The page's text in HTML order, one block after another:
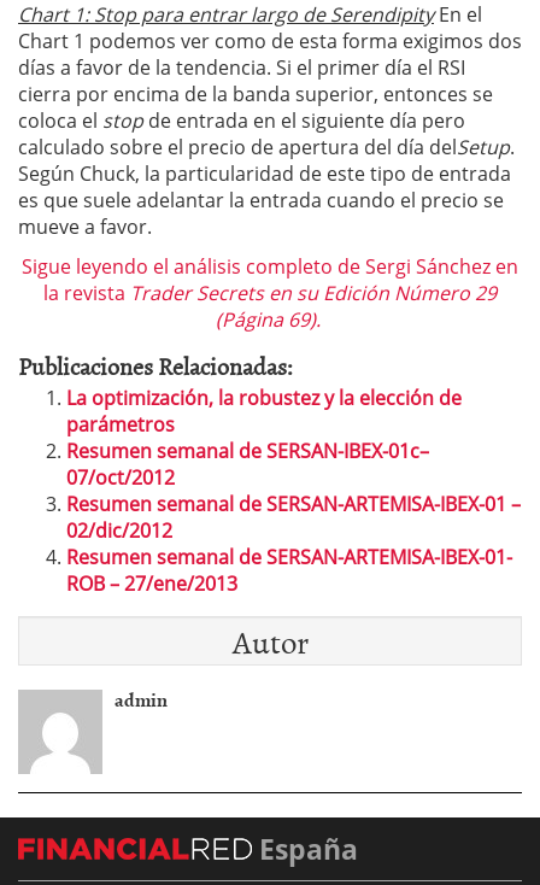
Chart 1: Stop para entrar largo de SerendipityEn el
Chart 1 podemos ver como de esta forma exigimos dos
días a favor de la tendencia. Si el primer día el RSI
cierra por encima de la banda superior, entonces se
coloca el stopde entrada en el siguiente día pero
calculado sobre el precio de apertura del día delSetup.
Según Chuck, la particularidad de este tipo de entrada
es que suele adelantar la entrada cuando el precio se
mueve a favor.
Sigue leyendo el análisis completo de Sergi Sánchez en
la revista Trader Secrets en su Edición Número 29
(Página 69).
Publicaciones Relacionadas:
La optimización, la robustez y la elección de
parámetros
Resumen semanal de SERSAN-IBEX-01c–
07/oct/2012
Resumen semanal de SERSAN-ARTEMISA-IBEX-01 –
02/dic/2012
Resumen semanal de SERSAN-ARTEMISA-IBEX-01-
ROB – 27/ene/2013
Autor
admin
España